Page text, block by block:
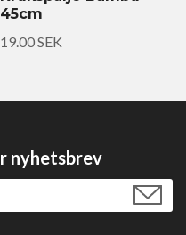
45cm
19.00 SEK
nyhetsbrev